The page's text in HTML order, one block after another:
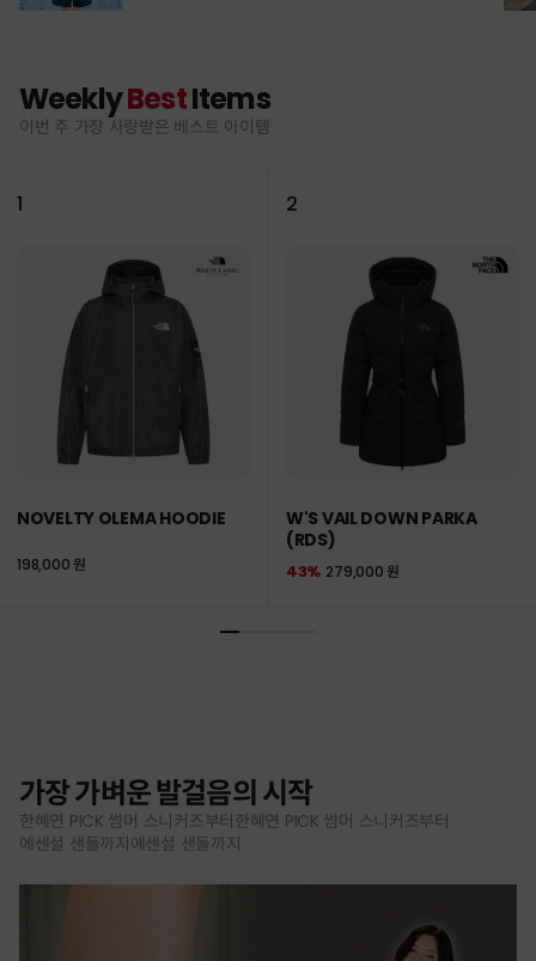
WeeklyBestItems
이번 주 가장 사랑받은 베스트 아이템
1
NOVELTY OLEMA HOODIE
198,000 원
2
W'S VAIL DOWN PARKA
(RDS)
279,000 원
43%
가장 가벼운 발걸음의 시작
한혜연 PICK 썸머 스니커즈부터한혜연 PICK 썸머 스니커즈부터
에센셜 샌들까지에센셜 샌들까지